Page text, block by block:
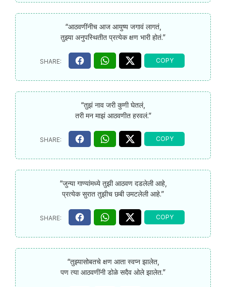
“आठवणींनीच आज आयुष्य जगावं लागतं,
तुझ्या अनुपस्थितीत प्रत्येक क्षण भारी होतं.”
“तुझं नाव जरी कुणी घेतलं,
तरी मन माझं आठवणीत हरवलं.”
“जुन्या गाण्यांमध्ये तुझी आठवण दडलेली आहे,
प्रत्येक सुरात तुझीच छबी उमटलेली आहे.”
“तुझ्यासोबतचे क्षण आता स्वप्न झालेत,
पण त्या आठवणींनी डोळे सदैव ओले झालेत.”